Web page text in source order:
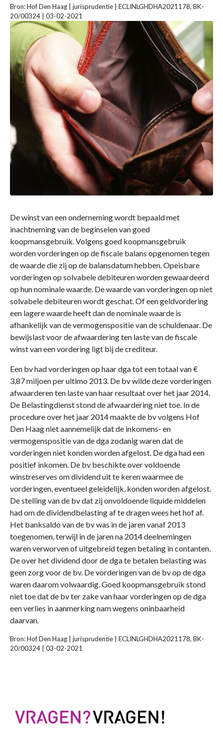
Bron: Hof Den Haag | jurisprudentie | ECLINLGHDHA2021178, BK-
20/00324 | 03-02-2021
De winst van een onderneming wordt bepaald met
inachtneming van de beginselen van goed
koopmansgebruik. Volgens goed koopmansgebruik
worden vorderingen op de fiscale balans opgenomen tegen
de waarde die zij op de balansdatum hebben. Opeisbare
vorderingen op solvabele debiteuren worden gewaardeerd
op hun nominale waarde. De waarde van vorderingen op niet
solvabele debiteuren wordt geschat. Of een geldvordering
een lagere waarde heeft dan de nominale waarde is
afhankelijk van de vermogenspositie van de schuldenaar. De
bewijslast voor de afwaardering ten laste van de fiscale
winst van een vordering ligt bij de crediteur.
Een bv had vorderingen op haar dga tot een totaal van €
3,87 miljoen per ultimo 2013. De bv wilde deze vorderingen
afwaarderen ten laste van haar resultaat over het jaar 2014.
De Belastingdienst stond de afwaardering niet toe. In de
procedure over het jaar 2014 maakte de bv volgens Hof
Den Haag niet aannemelijk dat de inkomens- en
vermogenspositie van de dga zodanig waren dat de
vorderingen niet konden worden afgelost. De dga had een
positief inkomen. De bv beschikte over voldoende
winstreserves om dividend uit te keren waarmee de
vorderingen, eventueel geleidelijk, konden worden afgelost.
De stelling van de bv dat zij onvoldoende liquide middelen
had om de dividendbelasting af te dragen wees het hof af.
Het banksaldo van de bv was in de jaren vanaf 2013
toegenomen, terwijl in de jaren na 2014 deelnemingen
waren verworven of uitgebreid tegen betaling in contanten.
De over het dividend door de dga te betalen belasting was
geen zorg voor de bv. De vorderingen van de bv op de dga
waren daarom volwaardig. Goed koopmansgebruik stond
niet toe dat de bv ter zake van haar vorderingen op de dga
een verlies in aanmerking nam wegens oninbaarheid
daarvan.
Bron: Hof Den Haag | jurisprudentie | ECLINLGHDHA2021178, BK-
20/00324 | 03-02-2021